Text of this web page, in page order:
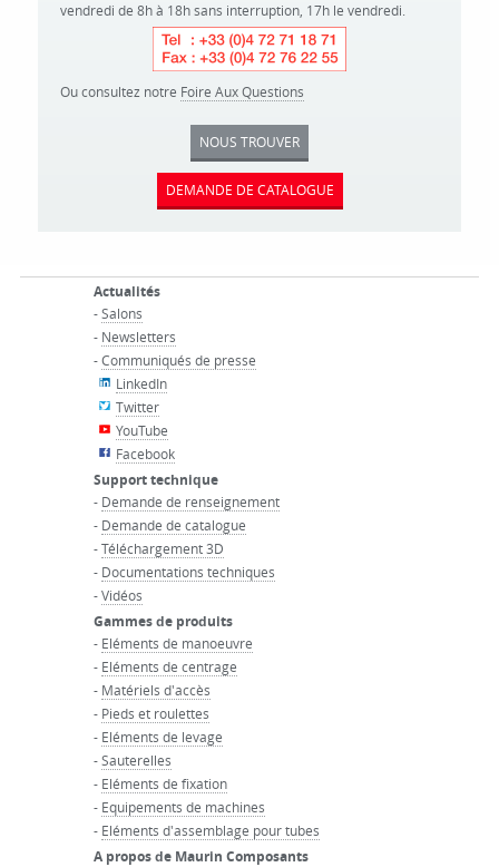
vendredi de 8h à 18h sans interruption, 17h le vendredi.
Ou consultez notre Foire Aux Questions
NOUS TROUVER
DEMANDE DE CATALOGUE
Actualités
-Salons
- Newsletters
-Communiqués de presse
LinkedIn
Twitter
YouTube
Facebook
Support technique
- Demande de renseignement
- Demande de catalogue
-Téléchargement 3D
- Documentations techniques
-Vidéos
Gammes de produits
- Eléments de manoeuvre
- Eléments de centrage
- Matériels d'accès
- Pieds et roulettes
- Eléments de levage
-Sauterelles
- Eléments de fixation
- Equipements de machines
- Eléments d'assemblage pour tubes
A propos de Maurin Composants